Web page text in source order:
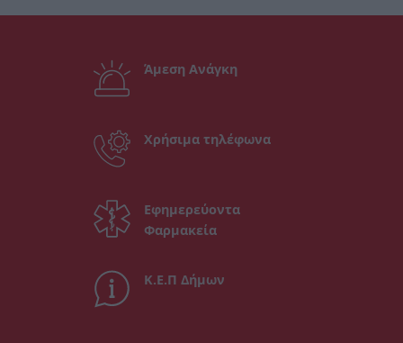
Άμεση Ανάγκη
Χρήσιμα τηλέφωνα
Εφημερεύοντα
Φαρμακεία
Κ.Ε.Π Δήμων